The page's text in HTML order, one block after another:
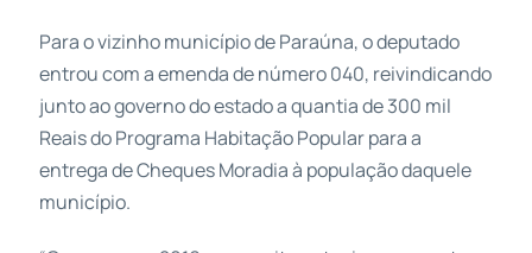
Para o vizinho município de Paraúna, o deputado
entrou com a emenda de número 040, reivindicando
junto ao governo do estado a quantia de 300 mil
Reais do Programa Habitação Popular para a
entrega de Cheques Moradia à população daquele
município.